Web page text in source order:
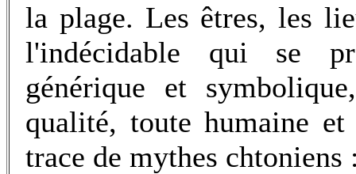
la plage. Les êtres, les
l'indécidable qui se
générique et
qualité, toute humaine
trace de mythes chtoniens